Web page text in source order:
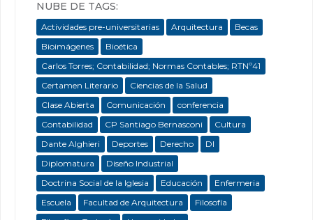
NUBE DE TAGS:
Actividades pre-universitarias Arquitectura
Becas
Bioimágenes
Bioética
Carlos Torres; Contabilidad; Normas Contables; RTNº41
Certamen Literario
Ciencias de la Salud
Clase Abierta
Comunicación
conferencia
Contabilidad
CP Santiago Bernasconi
Cultura
Dante Alghieri
Deportes Derecho
DI
Diplomatura
Diseño Industrial
Doctrina Social de la Iglesia
Educación
Enfermeria
Escuela
Facultad de Arquitectura
Filosofía